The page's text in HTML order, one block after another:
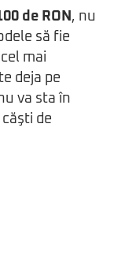
de RON , nu
să fie
mai
deja pe
va sta în
de